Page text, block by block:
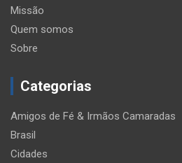
Missão
Quem somos
Sobre
Categorias
Amigos de Fé & Irmãos Camaradas
Brasil
Cidades